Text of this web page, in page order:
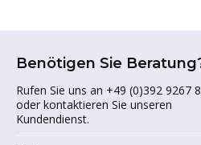
Benötigen Sie
Rufen Sie uns an +49 (0)392 9267
oder kontaktieren Sie unseren
Kundendienst.